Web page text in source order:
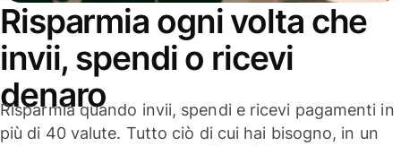
Risparmia ogni volta che
invii, spendi o ricevi
denaro
Risparmia quando invii, spendi e ricevi pagamenti in
più di 40 valute. Tutto ciò di cui hai bisogno, in un